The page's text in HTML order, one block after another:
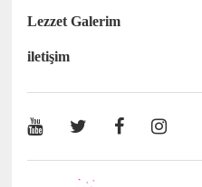
Lezzet Galerim
iletişim